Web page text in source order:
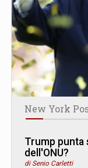
New York
Trump punta
dell'ONU?
di Senio Carletti